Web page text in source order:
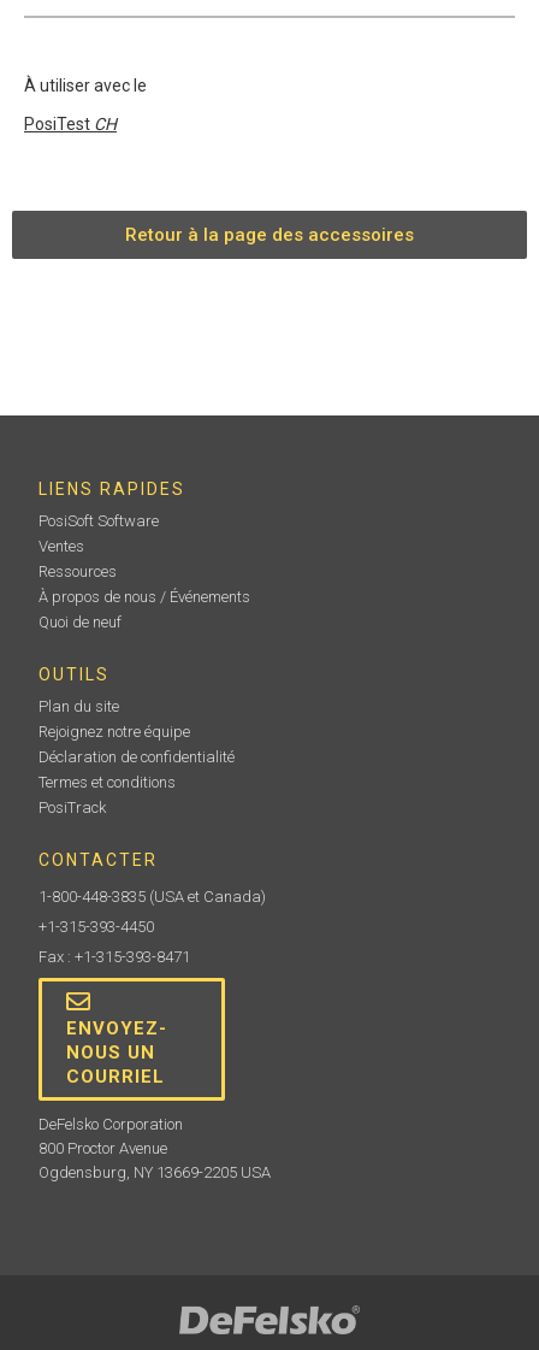
À utiliser avec le
PosiTest CH
Retour à la page des accessoires
LIENS RAPIDES
PosiSoft Software
Ventes
Ressources
À propos de nous / Événements
Quoi de neuf
OUTILS
Plan du site
Rejoignez notre équipe
Déclaration de confidentialité
Termes et conditions
PosiTrack
CONTACTER
1-800-448-3835 (USA et Canada)
+1-315-393-4450
Fax : +1-315-393-8471
ENVOYEZ-
NOUS UN
COURRIEL
DeFelsko Corporation
800 Proctor Avenue
Ogdensburg, NY 13669-2205 USA